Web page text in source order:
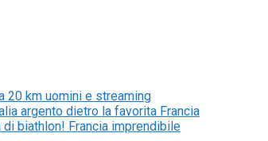
20 km uomini e streaming
argento dietro la favorita Francia
biathlon! Francia imprendibile